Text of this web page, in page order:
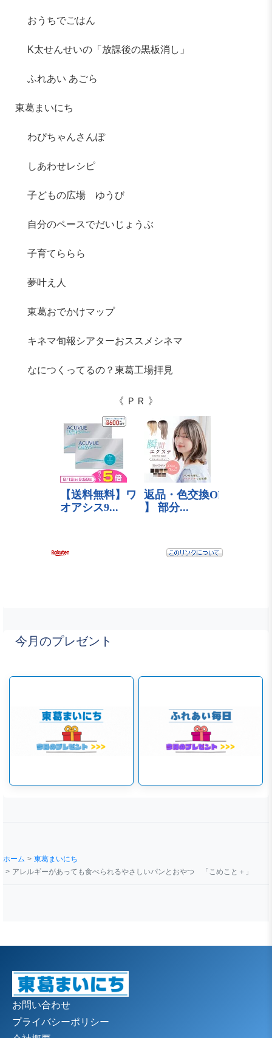
おうちでごはん
K太せんせいの「放課後の黒板消し」
ふれあい あごら
東葛まいにち
わぴちゃんさんぽ
しあわせレシピ
子どもの広場 ゆうび
自分のペースでだいじょうぶ
子育てららら
夢叶え人
東葛おでかけマップ
キネマ旬報シアターおススメシネマ
なにつくってるの？東葛工場拝見
《 ＰＲ 》
今月のプレゼント
ホーム
東葛まいにち
アレルギーがあっても食べられるやさしいパンとおやつ 「こめこと＋」
お問い合わせ
プライバシーポリシー